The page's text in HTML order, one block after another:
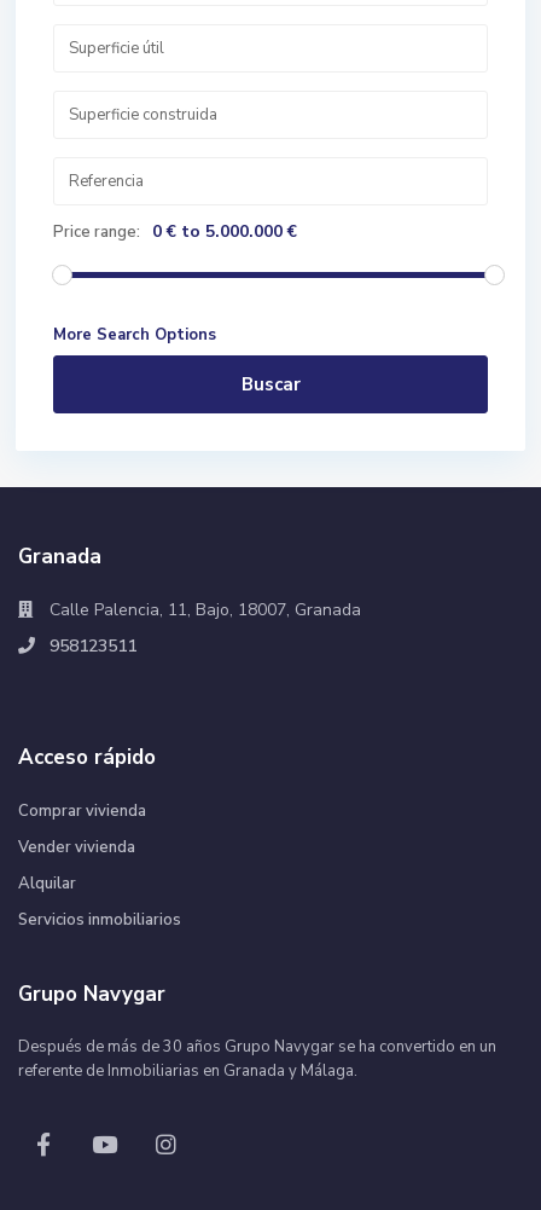
Price range: 0 € to 5.000.000 €
More Search Options
Buscar
Granada
Calle Palencia, 11, Bajo, 18007, Granada
958123511
Acceso rápido
Comprar vivienda
Vender vivienda
Alquilar
Servicios inmobiliarios
Grupo Navygar
Después de más de 30 años Grupo Navygar se ha convertido en un
referente de Inmobiliarias en Granada y Málaga.